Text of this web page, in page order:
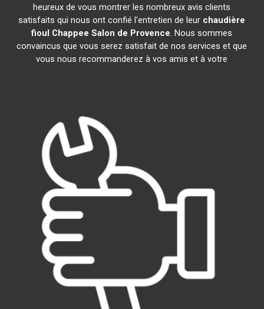
heureux de vous montrer les nombreux avis clients
satisfaits qui nous ont confié l'entretien de leur chaudière
fioul Chappee Salon de Provence. Nous sommes
convaincus que vous serez satisfait de nos services et que
vous nous recommanderez à vos amis et à votre